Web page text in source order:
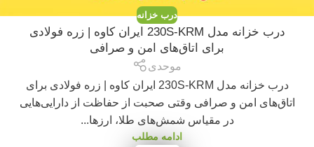
درب خزانه
درب خزانه مدل 230S-KRM ایران کاوه | زره فولادی
برای اتاق‌های امن و صرافی
موحدی
درب خزانه مدل 230S-KRM ایران کاوه | زره فولادی برای
اتاق‌های امن و صرافی وقتی صحبت از حفاظت از دارایی‌هایی
در مقیاس شمش‌های طلا، ارزها...
ادامه مطلب